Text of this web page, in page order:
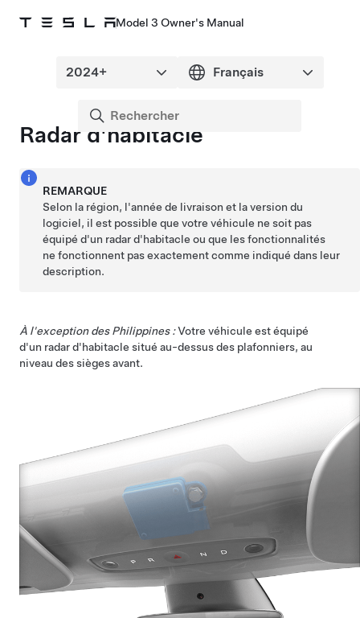
Model 3 Owner's Manual
Radar d'habitacle
REMARQUE
Selon la région, l'année de livraison et la version du
logiciel, il est possible que votre véhicule ne soit pas
équipé d'un radar d'habitacle ou que les fonctionnalités
ne fonctionnent pas exactement comme indiqué dans leur
description.
À l'exception des Philippines :Votre véhicule est équipé
d'un radar d'habitacle situé au-dessus des plafonniers, au
niveau des sièges avant.